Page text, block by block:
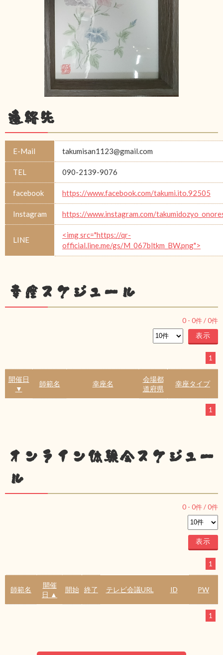
連絡先
E-Mail takumisan1123@gmail.com
TEL 090-2139-9076
facebook https://www.facebook.com/takumi.ito.92505
Instagram https://www.instagram.com/
LINE
<img src="https://qr-
official.line.me/gs/M_067bltkm_BW.png">
幸座スケジュール
0 - 0件 /0件
1
開催日
▼
師範名 幸座名
会場都
道府県
幸座タイプ
1
オンライン体験会スケジュー
ル
0 - 0件 /0件
1
師範名
開催
日 ▲
開始 終了 テレビ会議URL ID PW
1